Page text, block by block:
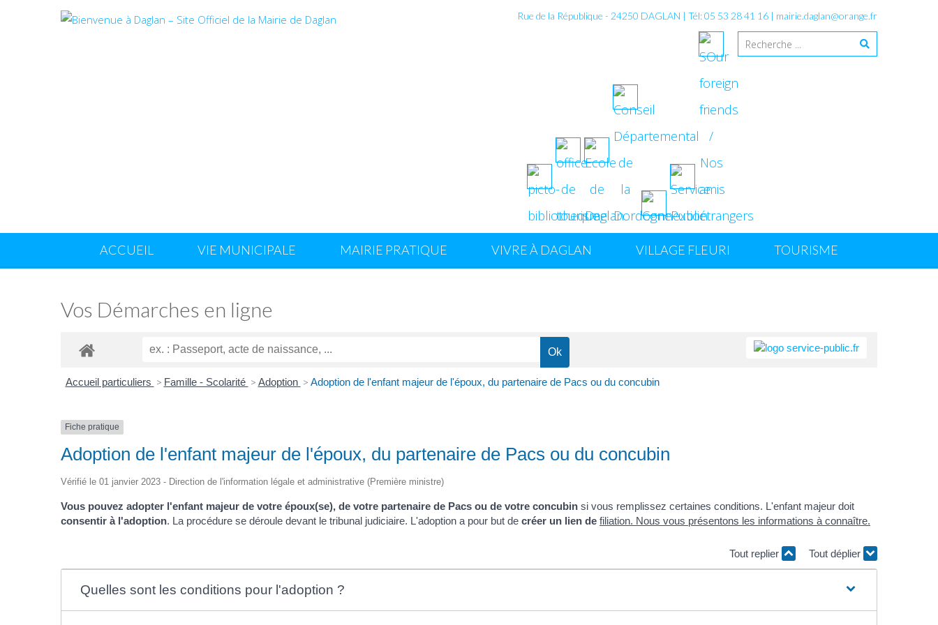
Rue de la République - 24250 DAGLAN | Tél: 05 53 28 41 16 | mairie.daglan@orange.fr
ACCUEIL VIE MUNICIPALE MAIRIE PRATIQUE VIVRE À DAGLAN VILLAGE FLEURI TOURISME
Vos Démarches en ligne
Accueil particuliers > Famille - Scolarité > Adoption > Adoption de l'enfant majeur de l'époux, du partenaire de Pacs ou du concubin
Fiche pratique
Adoption de l'enfant majeur de l'époux, du partenaire de Pacs ou du concubin
Vérifié le 01 janvier 2023 - Direction de l'information légale et administrative (Première ministre)
Vous pouvez adopter l'enfant majeur de votre époux(se), de votre partenaire de Pacs ou de votre concubin si vous remplissez certaines conditions. L'enfant majeur doit
consentir à l'adoption. La procédure se déroule devant le tribunal judiciaire. L'adoption a pour but de créer un lien de filiation. Nous vous présentons les informations à connaître.
Tout replier Tout déplier
Quelles sont les conditions pour l'adoption ?